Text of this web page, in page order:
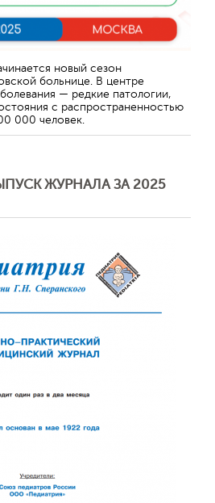
новый сезон
больнице. В центре
— редкие патологии,
с распространенностью
000 человек.
ЖУРНАЛА ЗА 2025